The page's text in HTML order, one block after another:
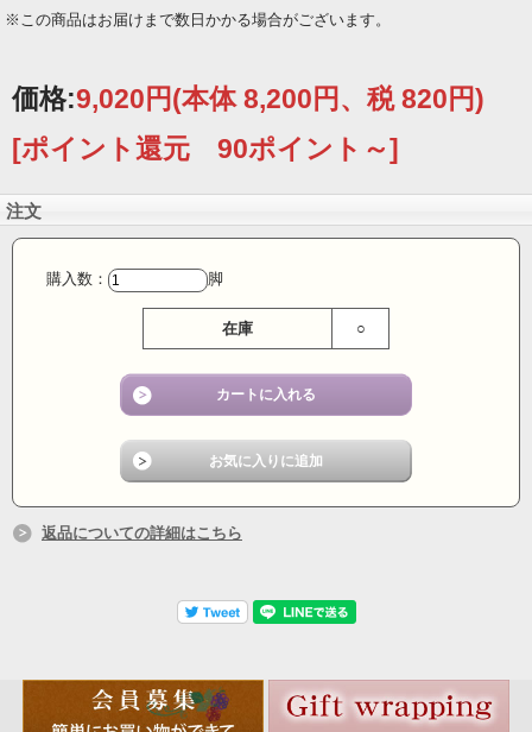
※この商品はお届けまで数日かかる場合がございます。
価格:9,020円(本体 8,200円、税 820円)
[ポイント還元 90ポイント～]
注文
購入数： 脚
在庫 ○
返品についての詳細はこちら